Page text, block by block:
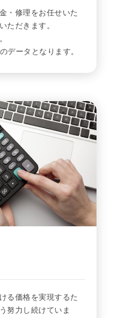
・修理をお任せいた
ただきます。
データとなります。
る価格を実現するた
努力し続けていま